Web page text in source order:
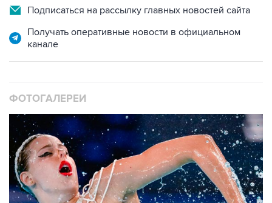
Подписаться на рассылку главных новостей сайта
Получать оперативные новости в официальном
канале
ФОТОГАЛЕРЕИ